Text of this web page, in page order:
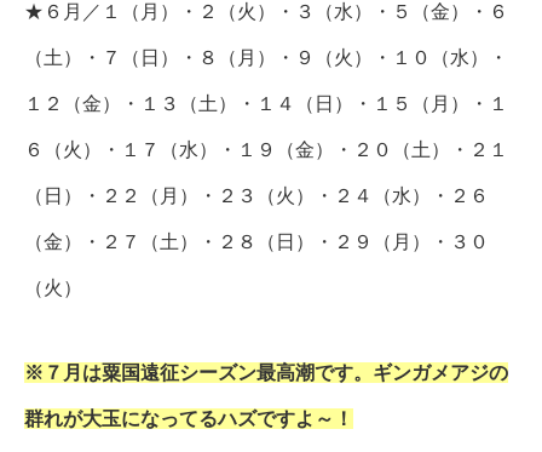
★６月／１（月）・２（火）・３（水）・５（金）・６
（土）・７（日）・８（月）・９（火）・１０（水）・
１２（金）・１３（土）・１４（日）・１５（月）・１
６（火）・１７（水）・１９（金）・２０（土）・２１
（日）・２２（月）・２３（火）・２４（水）・２６
（金）・２７（土）・２８（日）・２９（月）・３０
（火）
※７月は粟国遠征シーズン最高潮です。ギンガメアジの
群れが大玉になってるハズですよ～！